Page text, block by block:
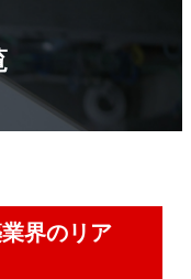
界のリア